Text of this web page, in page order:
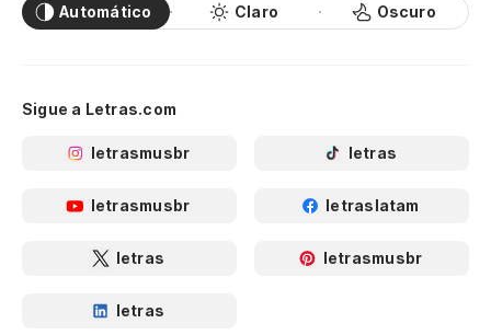
Automático Claro Oscuro
Sigue a Letras.com
letrasmusbr letras
letrasmusbr letraslatam
letras letrasmusbr
letras